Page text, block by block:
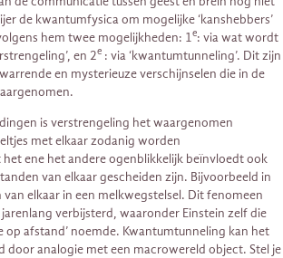
de kwantumfysica om mogelijke ‘kanshebbers’
hem twee mogelijkheden: 1e: via wat wordt
en 2e : via ‘kwantumtunneling’. Dit zijn
en mysterieuze verschijnselen die in de
is verstrengeling het waargenomen
met elkaar zodanig worden
het ene het andere ogenblikkelijk beïnvloedt ook
van elkaar gescheiden zijn. Bijvoorbeeld in
elkaar in een melkwegstelsel. Dit fenomeen
verbijsterd, waaronder Einstein zelf die
op afstand’ noemde. Kwantumtunneling kan het
door analogie met een macrowereld object. Stel je